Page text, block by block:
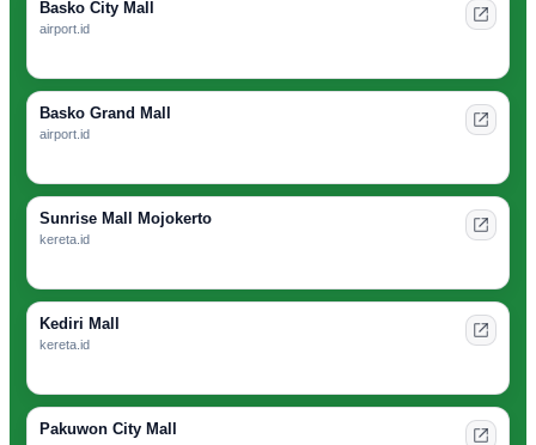
Basko City Mall
airport.id
Basko Grand Mall
airport.id
Sunrise Mall Mojokerto
kereta.id
Kediri Mall
kereta.id
Pakuwon City Mall